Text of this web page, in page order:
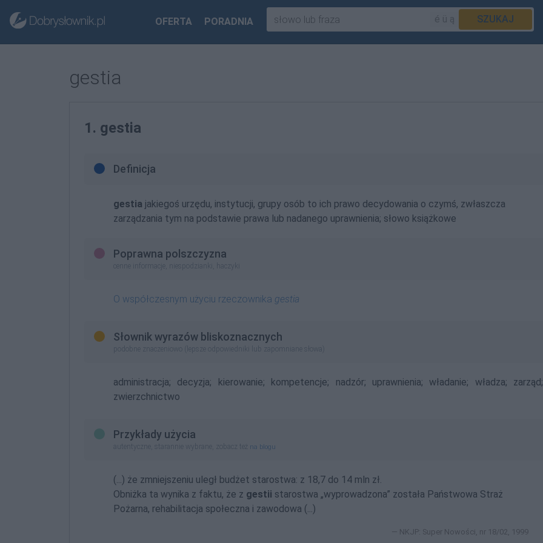
OFERTA PORADNIA SZUKAJ
gestia
1. gestia
Definicja
gestia jakiegoś urzędu, instytucji, grupy osób to ich prawo decydowania o czymś, zwłaszcza
zarządzania tym na podstawie prawa lub nadanego uprawnienia; słowo książkowe
Poprawna polszczyzna
cenne informacje, niespodzianki, haczyki
O współczesnym użyciu rzeczownika gestia
Słownik wyrazów bliskoznacznych
podobne znaczeniowo (lepsze odpowiedniki lub zapomniane słowa)
administracja; decyzja; kierowanie; kompetencje; nadzór; uprawnienia; władanie; władza;
zarząd;
zwierzchnictwo
Przykłady użycia
autentyczne, starannie wybrane, zobacz też na blogu
(...) że zmniejszeniu uległ budżet starostwa: z 18,7 do 14 mln zł.
Obniżka ta wynika z faktu, że z gestii starostwa „wyprowadzona” została Państwowa Straż
Pożarna, rehabilitacja społeczna i zawodowa (...)
NKJP: Super Nowości, nr 18/02, 1999